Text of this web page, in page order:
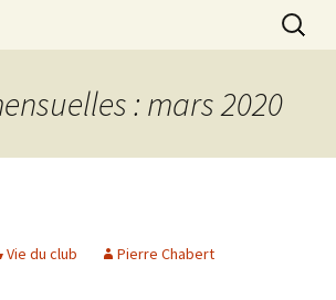
de l
tous
: mars 2020
Vie du club Pierre Chabert